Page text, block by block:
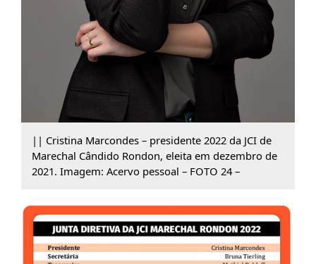
|| Cristina Marcondes – presidente 2022 da JCI de
Marechal Cândido Rondon, eleita em dezembro de
2021. Imagem: Acervo pessoal – FOTO 24 –